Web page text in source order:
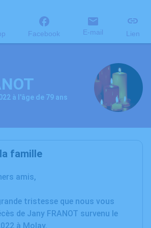
Facebook E-mail Lien
à l'âge de 79 ans
famille
amis,
tristesse que nous vous
de Jany FRANOT survenu le
à Molay.